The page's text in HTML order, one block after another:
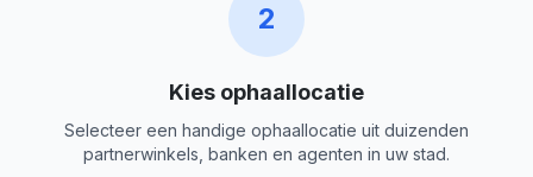
2
Kies ophaallocatie
Selecteer een handige ophaallocatie uit duizenden
partnerwinkels, banken en agenten in uw stad.